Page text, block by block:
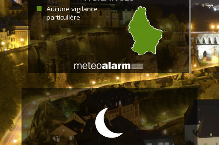
Aucune vigilance
particulière